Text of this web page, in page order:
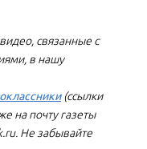
связанные с
в нашу
(ссылки
на почту газеты
Не забывайте